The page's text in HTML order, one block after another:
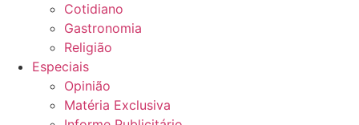
Cotidiano
Gastronomia
Religião
Especiais
Opinião
Matéria Exclusiva